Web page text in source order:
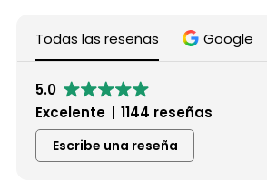
Todas las reseñas Google
5.0
Excelente
1144 reseñas
Escribe una reseña